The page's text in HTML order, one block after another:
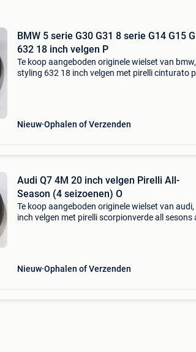
BMW 5 serie G30 G31 8 serie G14 G15
632 18 inch velgen P
Te koop aangeboden originele wielset van bmw,
styling 632 18 inch velgen met pirelli cinturato
Nieuw Ophalen of Verzenden
Audi Q7 4M 20 inch velgen Pirelli All-
Season (4 seizoenen) O
Te koop aangeboden originele wielset van audi,
inch velgen met pirelli scorpionverde all sesons
Nieuw Ophalen of Verzenden